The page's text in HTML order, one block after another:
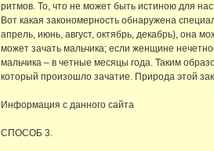
ритмов. То, что не может быть истиною для
Вот какая закономерность обнаружена
апрель, июнь, август, октябрь, декабрь), она
может зачать мальчика; если женщине
мальчика – в четные месяцы года. Таким
который произошло зачатие. Природа этой
Информация с данного сайта
СПОСОБ 3.